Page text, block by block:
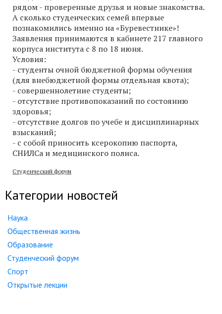
рядом - проверенные друзья и новые знакомства.
А сколько студенческих семей впервые
познакомились именно на «Буревестнике»!
Заявления принимаются в кабинете 217 главного
корпуса института с 8 по 18 июня.
Условия:
- студенты очной бюджетной формы обучения
(для внебюджетной формы отдельная квота);
- совершеннолетние студенты;
- отсутствие противопоказаний по состоянию
здоровья;
- отсутствие долгов по учебе и дисциплинарных
взысканий;
- с собой приносить ксерокопию паспорта,
СНИЛСа и медицинского полиса.
Студенческий форум
Категории новостей
Наука
Общественная жизнь
Образование
Студенческий форум
Спорт
Открытые лекции